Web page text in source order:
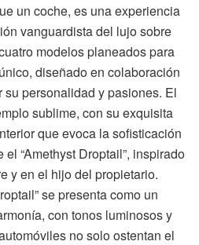
un coche, es una experiencia
vanguardista del lujo sobre
modelos planeados para
diseñado en colaboración
personalidad y pasiones. El
sublime, con su exquisita
que evoca la sofisticación
“Amethyst Droptail”, inspirado
y en el hijo del propietario.
se presenta como un
con tonos luminosos y
no solo ostentan el